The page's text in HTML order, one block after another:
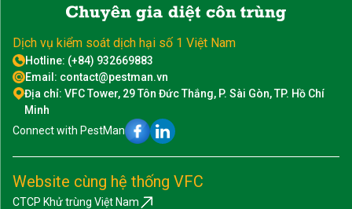
Dịch vụ kiểm soát dịch hại số 1 Việt Nam
Hotline: (+84) 932669883
Email: contact@pestman.vn
Địa chỉ: VFC Tower, 29 Tôn Đức Thắng, P. Sài Gòn, TP. Hồ Chí
Minh
Connect with PestMan
Website cùng hệ thống VFC
CTCP Khử trùng Việt Nam